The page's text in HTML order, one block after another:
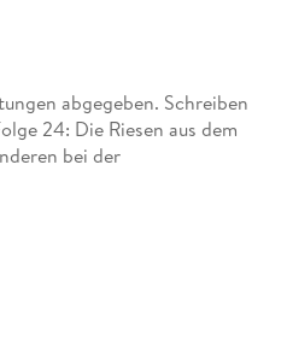
abgegeben. Schreiben
24: Die Riesen aus dem
bei der